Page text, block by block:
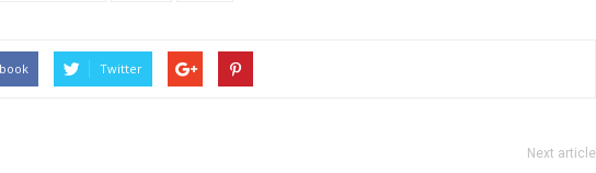
Twitter
Next article